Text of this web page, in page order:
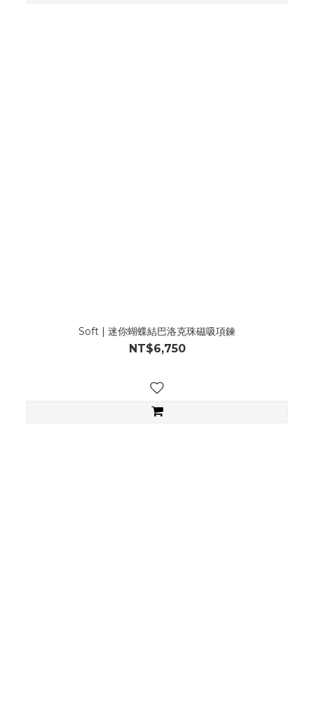
Soft | 迷你蝴蝶結巴洛克珠磁吸項鍊
NT$6,750